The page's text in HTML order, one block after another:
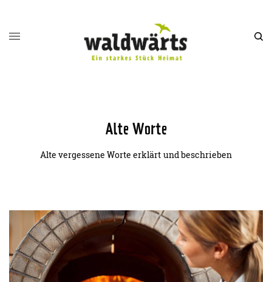
Alte Worte
Alte vergessene Worte erklärt und beschrieben